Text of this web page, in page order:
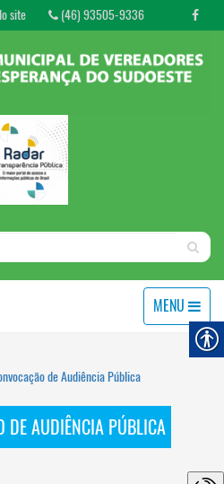
site (46) 93505-9336
MENU
de Audiência Pública
DE AUDIÊNCIA PÚBLICA